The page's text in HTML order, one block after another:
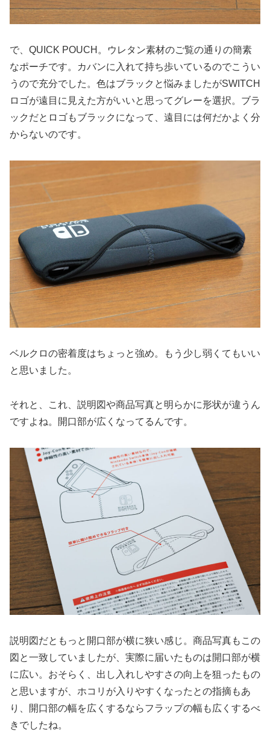
で、QUICK POUCH。ウレタン素材のご覧の通りの簡素
なポーチです。カバンに入れて持ち歩いているのでこうい
うので充分でした。色はブラックと悩みましたがSWITCH
ロゴが遠目に見えた方がいいと思ってグレーを選択。ブラ
ックだとロゴもブラックになって、遠目には何だかよく分
からないのです。
ベルクロの密着度はちょっと強め。もう少し弱くてもいい
と思いました。
それと、これ、説明図や商品写真と明らかに形状が違うん
ですよね。開口部が広くなってるんです。
説明図だともっと開口部が横に狭い感じ。商品写真もこの
図と一致していましたが、実際に届いたものは開口部が横
に広い。おそらく、出し入れしやすさの向上を狙ったもの
と思いますが、ホコリが入りやすくなったとの指摘もあ
り、開口部の幅を広くするならフラップの幅も広くするべ
きでしたね。